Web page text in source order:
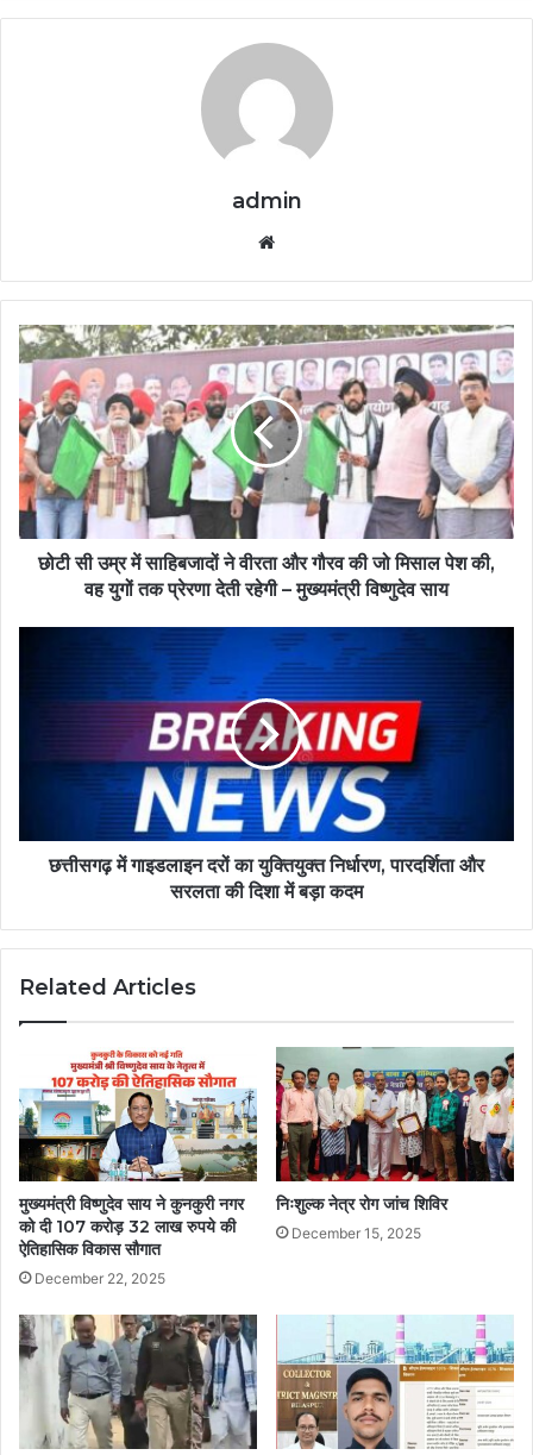
admin
छोटी सी उम्र में साहिबजादों ने वीरता और गौरव की जो मिसाल पेश की,
वह युगों तक प्रेरणा देती रहेगी – मुख्यमंत्री विष्णुदेव साय
छत्तीसगढ़ में गाइडलाइन दरों का युक्तियुक्त निर्धारण, पारदर्शिता और
सरलता की दिशा में बड़ा कदम
Related Articles
मुख्यमंत्री विष्णुदेव साय ने कुनकुरी नगर
को दी 107 करोड़ 32 लाख रुपये की
ऐतिहासिक विकास सौगात
December 22, 2025
निःशुल्क नेत्र रोग जांच शिविर
December 15, 2025